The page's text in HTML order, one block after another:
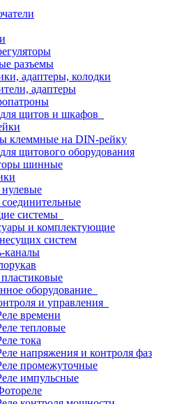
разъемы
адаптеры, колодки
адаптеры
щитов и шкафов
клеммные на DIN-рейку
щитового оборудования
шинные
системы
и комплектующие
систем
каналы
оборудование
и управления
времени
тепловые
тока
напряжения и контроля фаз
промежуточные
импульсные